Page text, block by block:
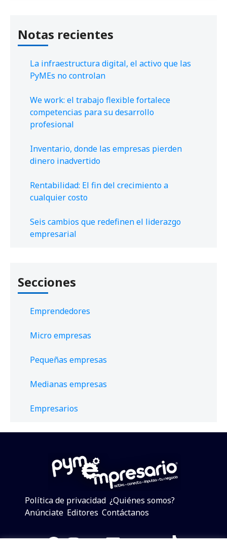
Notas recientes
La infraestructura digital, el activo que las
PyMEs no controlan
We work: el trabajo flexible fortalece
competencias para su desarrollo
profesional
Inventario, donde las empresas pierden
dinero inadvertido
Rentabilidad: El fin del crecimiento a
cualquier costo
Seis cambios que redefinen el liderazgo
empresarial
Secciones
Emprendedores
Micro empresas
Pequeñas empresas
Medianas empresas
Empresarios
Política de privacidad ¿Quiénes somos?
Anúnciate Editores Contáctanos
Facebook
Instagram
Twitter
LinkedIn
Telegram
YouTube
TikTok